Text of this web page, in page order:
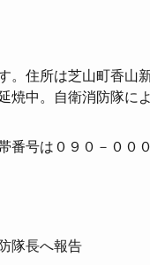
。住所は芝山町香山
焼中。自衛消防隊に
番号は０９０－００
隊長へ報告